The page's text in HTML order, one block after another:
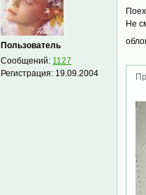
Пользователь
Сообщений: 1127
Регистрация: 19.09.2004
Не